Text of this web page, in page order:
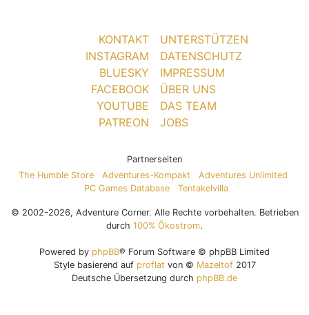
KONTAKT
INSTAGRAM
BLUESKY
FACEBOOK
YOUTUBE
PATREON
UNTERSTÜTZEN
DATENSCHUTZ
IMPRESSUM
ÜBER UNS
DAS TEAM
JOBS
Partnerseiten
The Humble Store
Adventures-Kompakt
Adventures Unlimited
PC Games Database
Tentakelvilla
© 2002-2026, Adventure Corner. Alle Rechte vorbehalten. Betrieben
durch 100% Ökostrom.
Powered by phpBB® Forum Software © phpBB Limited
Style basierend auf proflat von © Mazeltof2017
Deutsche Übersetzung durch phpBB.de